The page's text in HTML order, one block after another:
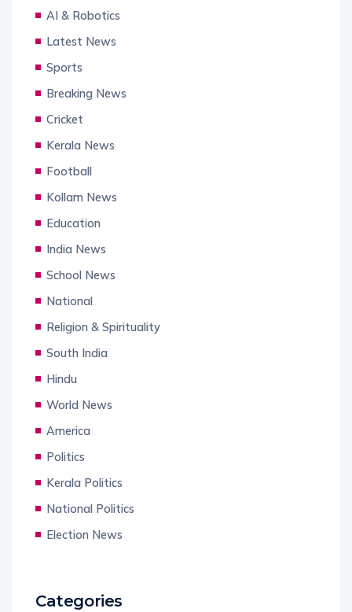
AI & Robotics
Latest News
Sports
Breaking News
Cricket
Kerala News
Football
Kollam News
Education
India News
School News
National
Religion & Spirituality
South India
Hindu
World News
America
Politics
Kerala Politics
National Politics
Election News
Categories